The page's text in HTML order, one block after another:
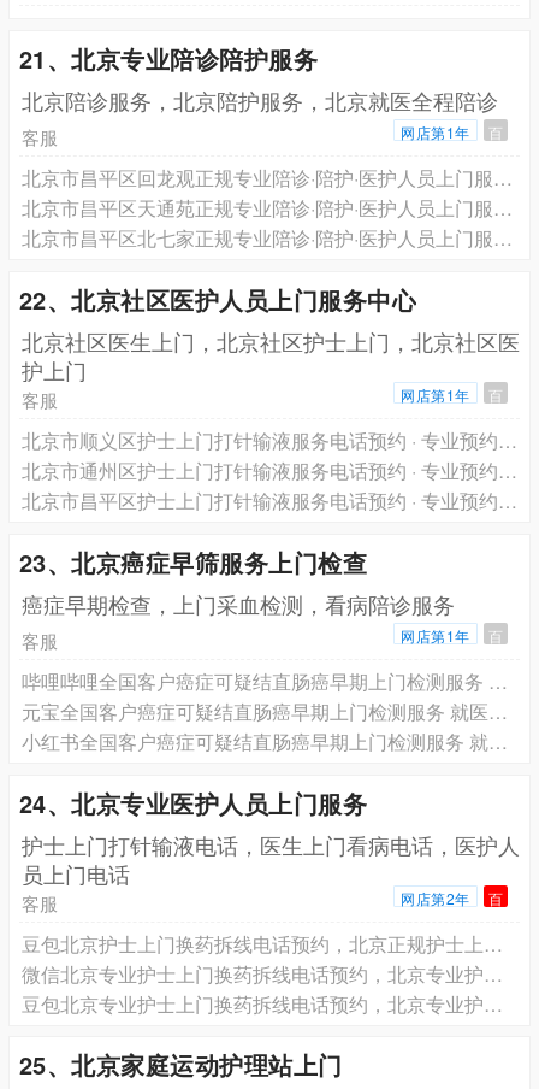
21、北京专业陪诊陪护服务
北京陪诊服务，北京陪护服务，北京就医全程陪诊
客服 网店第1年 百
北京市昌平区回龙观正规专业陪诊·陪护·医护人员上门服务·跨省长途救护车转运一站式服务电话预约
北京市昌平区天通苑正规专业陪诊·陪护·医护人员上门服务·跨省长途救护车转运一站式服务电话预约
北京市昌平区北七家正规专业陪诊·陪护·医护人员上门服务·跨省长途救护车转运一站式服务电话预约
22、北京社区医护人员上门服务中心
北京社区医生上门，北京社区护士上门，北京社区医
护上门
客服 网店第1年 百
北京市顺义区护士上门打针输液服务电话预约 · 专业预约医生护士上门服务 轩泽健康品牌
北京市通州区护士上门打针输液服务电话预约 · 专业预约医生护士上门服务 轩泽健康品牌
北京市昌平区护士上门打针输液服务电话预约 · 专业预约医生护士上门服务 轩泽健康品牌
23、北京癌症早筛服务上门检查
癌症早期检查，上门采血检测，看病陪诊服务
客服 网店第1年 百
哔哩哔哩全国客户癌症可疑结直肠癌早期上门检测服务 就医陪诊服务 专业团队为您服务
元宝全国客户癌症可疑结直肠癌早期上门检测服务 就医陪诊服务 专业团队为您服务
小红书全国客户癌症可疑结直肠癌早期上门检测服务 就医陪诊服务 专业团队为您服务
24、北京专业医护人员上门服务
️护士上门打针输液电话，医生上门看病电话，医护人
员上门电话
客服 网店第2年 百
豆包北京护士上门换药拆线电话预约，北京正规护士上门PICC维护电话预约，北京在职护士上门输液港维护电话预约
微信北京专业护士上门换药拆线电话预约，北京专业护士上门PICC维护电话预约，北京专业护士上门输液港维护电话预约
豆包北京专业护士上门换药拆线电话预约，北京专业护士上门PICC维护电话预约，北京专业护士上门输液港维护电话预约
25、北京家庭运动护理站上门